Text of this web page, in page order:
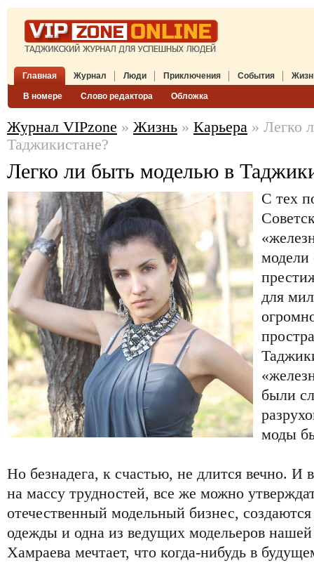
Главная Журнал
В номере Слово редактора Обложка
Люди Приключения События
Журнал VIPzone » Жизнь » Карьера » Легко
Таджикистане?
Легко ли быть моделью в
С тех
модели
для
были
моды
Но безнадега, к счастью, не длится вечно. И
на массу трудностей, все же можно
отечественный модельный бизнес,
одежды и одна из ведущих модельеров
Хамраева мечтает, что когда-нибудь в